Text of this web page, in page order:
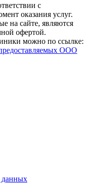
с
оказания услуг.
на сайте, являются
офертой.
можно по ссылке:
ООО
данных